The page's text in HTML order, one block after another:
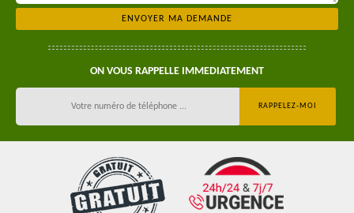
ON VOUS RAPPELLE IMMEDIATEMENT